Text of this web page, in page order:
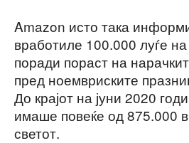
Amazon исто така
вработиле 100.000 луѓе
поради пораст на
пред ноемвриските
До крајот на јуни 2020
имаше повеќе од 875.000
светот.